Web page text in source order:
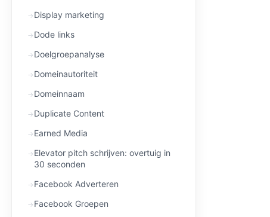
Display marketing
Dode links
Doelgroepanalyse
Domeinautoriteit
Domeinnaam
Duplicate Content
Earned Media
Elevator pitch schrijven: overtuig in
30 seconden
Facebook Adverteren
Facebook Groepen